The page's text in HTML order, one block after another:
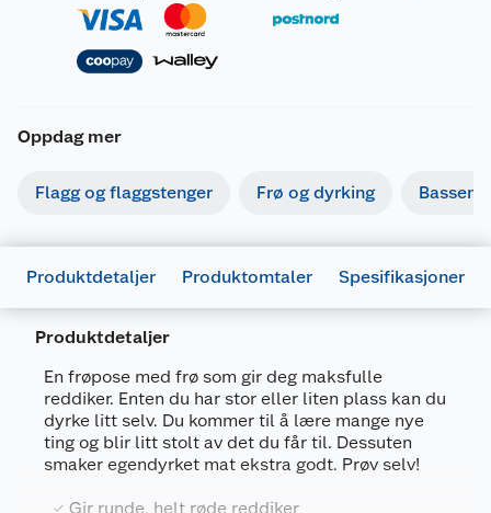
Oppdag mer
Flagg og flaggstenger Frø og dyrking Basseng
Produktdetaljer Produktomtaler Spesifikasjoner
Produktdetaljer
En frøpose med frø som gir deg maksfulle
reddiker. Enten du har stor eller liten plass kan du
dyrke litt selv. Du kommer til å lære mange nye
ting og blir litt stolt av det du får til. Dessuten
smaker egendyrket mat ekstra godt. Prøv selv!
Gir runde, helt røde reddiker
Generelt
Artikkelnummer
7312600087170
Leverandørens artikkelnummer